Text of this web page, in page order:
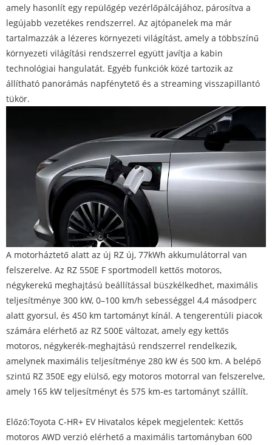
amely hasonlít egy repülőgép vezérlőpálcájához, párosítva a
legújabb vezetékes rendszerrel. Az ajtópanelek ma már
tartalmazzák a lézeres környezeti világítást, amely a többszínű
környezeti világítási rendszerrel együtt javítja a kabin
technológiai hangulatát. Egyéb funkciók közé tartozik az
állítható panorámás napfénytető és a streaming visszapillantó
tükör.
A motorháztető alatt az új RZ új, 77kWh akkumulátorral van
felszerelve. Az RZ 550E F sportmodell kettős motoros,
négykerekű meghajtású beállítással büszkélkedhet, maximális
teljesítménye 300 kW, 0–100 km/h sebességgel 4,4 másodperc
alatt gyorsul, és 450 km tartományt kínál. A tengerentúli piacok
számára elérhető az RZ 500E változat, amely egy kettős
motoros, négykerék-meghajtású rendszerrel rendelkezik,
amelynek maximális teljesítménye 280 kW és 500 km. A belépő
szintű RZ 350E egy elülső, egy motoros motorral van felszerelve,
amely 165 kW teljesítményt és 575 km-es tartományt szállít.
Előző:Toyota C-HR+ EV Hivatalos képek megjelentek: Kettős
motoros AWD verzió elérhető a maximális tartományban 600